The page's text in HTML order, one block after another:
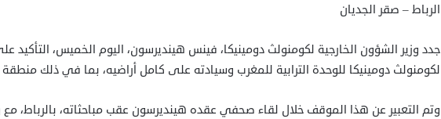
الرباط – صقر الجديان
جدد وزير الشؤون الخارجية لكومنولث دومينيكا، فينس هينديرسون، اليوم الخميس، التأكيد
لكومنولث دومينيكا للوحدة الترابية للمغرب وسيادته على كامل أراضيه، بما في ذلك منطقة
وتم التعبير عن هذا الموقف خلال لقاء صحفي عقده هينديرسون عقب مباحثاته، بالرباط، مع